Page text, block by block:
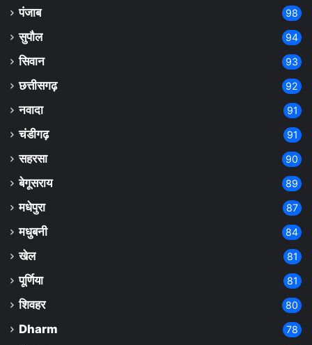
पंजाब 98
सुपौल 94
सिवान 93
छत्तीसगढ़ 92
नवादा 91
चंडीगढ़ 91
सहरसा 90
बेगूसराय 89
मधेपुरा 87
मधुबनी 84
खेल 81
पूर्णिया 81
शिवहर 80
Dharm 78